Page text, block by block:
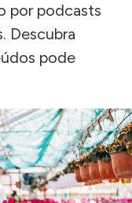
por podcasts
Descubra
pode